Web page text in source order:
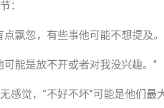
：
飘忽，有些事他可能不想提及。
能是放不开或者对我没兴趣。”
感觉，“不好不坏”可能是他们最